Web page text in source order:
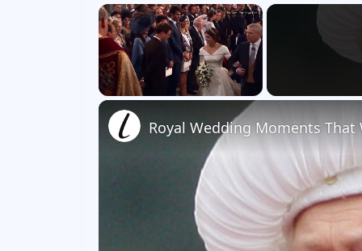
×
Royal Wedding Moments That